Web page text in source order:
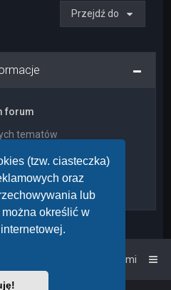
(tzw. ciasteczka)
oraz
lub
określić w
Przejdź do
forum
tematów
postów
postów
Kontakt z nami